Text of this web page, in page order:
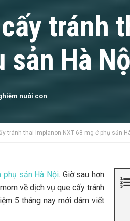
tránh
sản Hà
nuôi con
tránh thai Implanon NXT 68 mg ở phụ sản
phụ sản Hà Nội. Giờ sau hơn
về dịch vụ que cấy tránh
5 tháng nay mới dám viết